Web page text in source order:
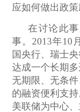
应如何做出政策
在讨论此
事。2013年10
国央行、瑞士
达成一个长期
无期限、无条
的融资便利支
美联储为中心